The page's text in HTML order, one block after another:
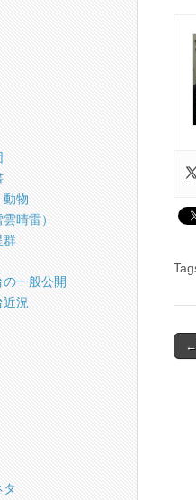
←
動物
晴雷）
群
一般公開
況